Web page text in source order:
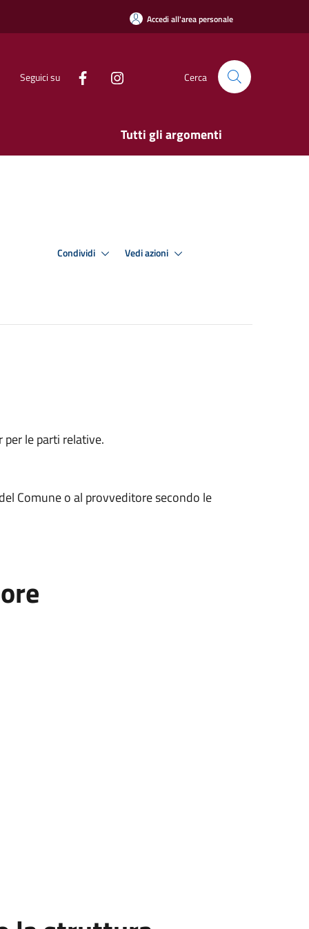
Accedi all'area personale
Seguici su Cerca
Tutti gli argomenti
Condividi Vedi azioni
le parti relative.
Comune o al provveditore secondo le